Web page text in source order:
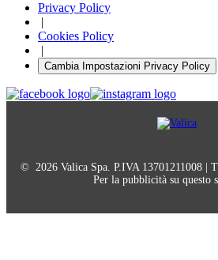
Privacy Policy
|
Cookies Policy
|
Cambia Impostazioni Privacy Policy
© 2026 Valica Spa. P.IVA 13701211008 |
Per la pubblicità su questo